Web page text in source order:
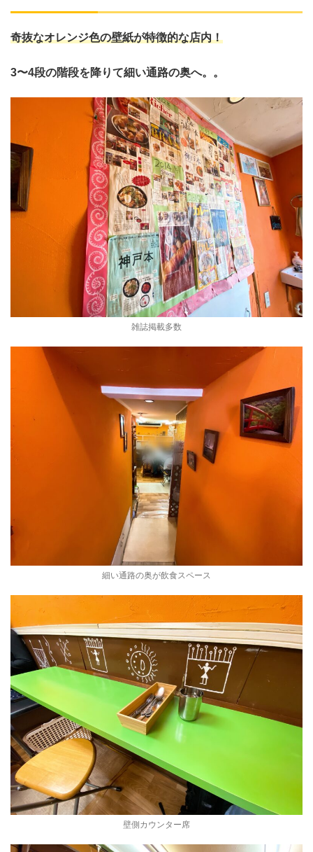
奇抜なオレンジ色の壁紙が特徴的な店内！
3〜4段の階段を降りて細い通路の奥へ。。
雑誌掲載多数
細い通路の奥が飲食スペース
壁側カウンター席